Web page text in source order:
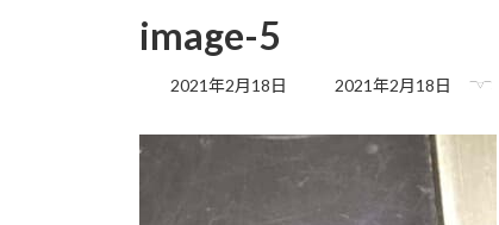
image-5
2021年2月18日
最
更
2021年2月18日